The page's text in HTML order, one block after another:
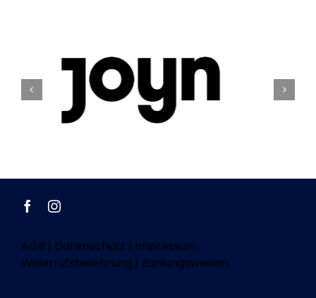
AGB | Datenschutz | Impressum
Widerrufsbelehrung | Zahlungsweisen